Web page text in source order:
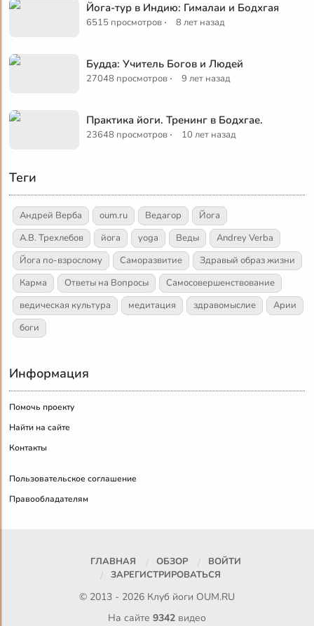
Йога-тур в Индию: Гималаи и Бодхгая
6515 просмотров · 8 лет назад
Будда: Учитель Богов и Людей
27048 просмотров · 9 лет назад
Практика йоги. Тренинг в Бодхгае.
23648 просмотров · 10 лет назад
Теги
Андрей Верба oum.ru Ведагор
Йога
А.В. Трехлебов
йога yoga Веды
Andrey Verba
Йога по-взрослому
Саморазвитие
Здравый образ жизни
Карма
Ответы на Вопросы
Самосовершенствование
ведическая культура
медитация здравомыслие
Арии
боги
Информация
Помочь проекту
Найти на сайте
Контакты
Пользовательское соглашение
Правообладателям
ГЛАВНАЯ ОБЗОР
ВОЙТИ
ЗАРЕГИСТРИРОВАТЬСЯ
© 2013 - 2026 Клуб йоги OUM.RU
На сайте 9342видео